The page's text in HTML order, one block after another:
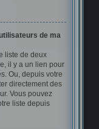
de ma
liste de deux
il y a un lien pour
Ou, depuis votre
directement des
Vous pouvez
liste depuis